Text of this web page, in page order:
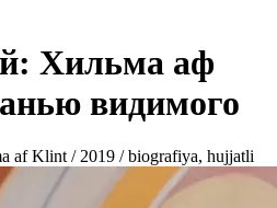
Хильма аф
видимого
af Klint / 2019 / biografiya, hujjatli